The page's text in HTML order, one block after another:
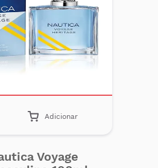
Adicionar
Voyage